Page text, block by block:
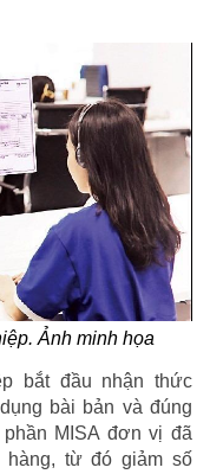
Ảnh minh họa
bắt đầu nhận thức
bài bản và đúng
MISA đơn vị đã
hàng, từ đó giảm số